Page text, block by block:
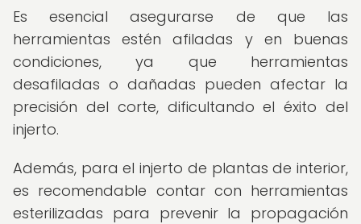
Es esencial asegurarse de que las
herramientas estén afiladas y en buenas
condiciones, ya que herramientas
desafiladas o dañadas pueden afectar la
precisión del corte, dificultando el éxito del
injerto.
Además, para el injerto de plantas de interior,
es recomendable contar con herramientas
esterilizadas para prevenir la propagación